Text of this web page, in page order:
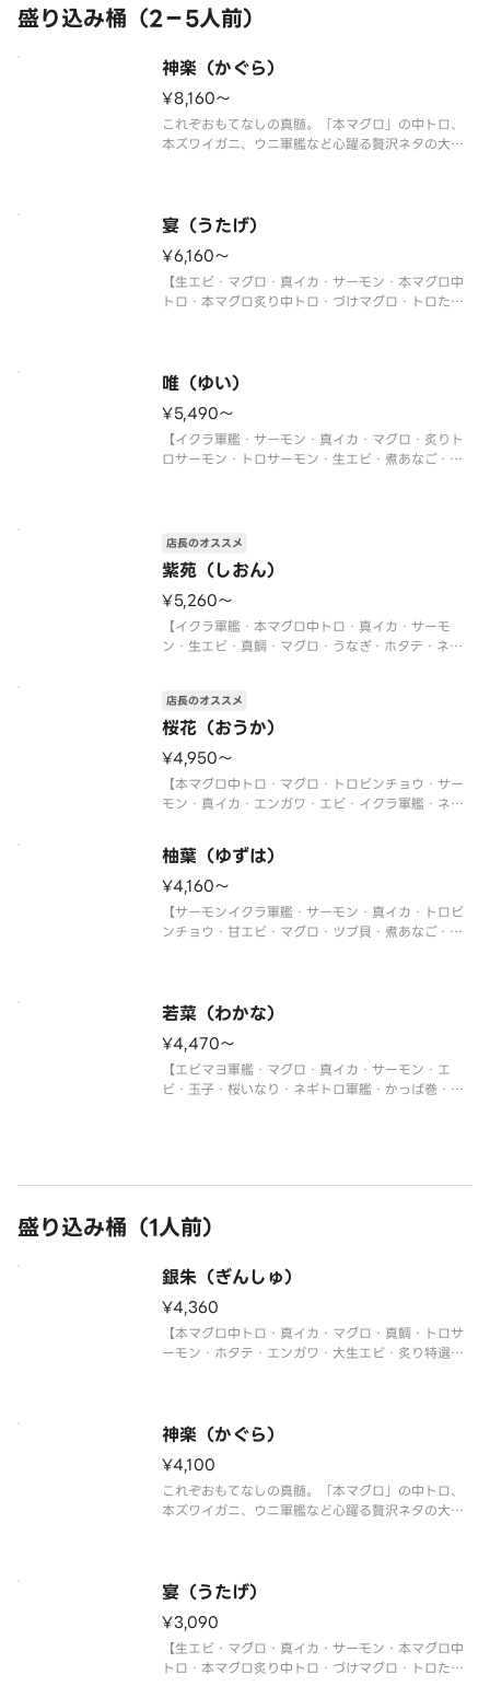
盛り込み桶（2－5人前）
神楽（かぐら）
¥8,160〜
これぞおもてなしの真髄。「本マグロ」の中トロ、
本ズワイガニ、ウニ軍艦など心躍る贅沢ネタの大集
軍艦・イクラ軍艦・切玉子】
※写真は5人前です。
宴（うたげ）
¥6,160〜
【生エビ・マグロ・真イカ・サーモン・本マグロ中
トロ・本マグロ炙り中トロ・づけマグロ・トロたく
唯（ゆい）
¥5,490〜
【イクラ軍艦・サーモン・真イカ・マグロ・炙りト
ロサーモン・トロサーモン・生エビ・煮あなご・炙
紫苑（しおん）
店長のオススメ
¥5,260〜
【イクラ軍艦・本マグロ中トロ・真イカ・サーモ
ン・生エビ・真鯛・マグロ・うなぎ・ホタテ・ネギ
※写真は5人前です。
桜花（おうか）
店長のオススメ
¥4,950〜
【本マグロ中トロ・マグロ・トロビンチョウ・サー
モン・真イカ・エンガワ・エビ・イクラ軍艦・ネギ
〈本マグロ中トロ使用〉
※写真は5人前です。
柚葉（ゆずは）
¥4,160〜
【サーモンイクラ軍艦・サーモン・真イカ・トロビ
ンチョウ・甘エビ・マグロ・ツブ貝・煮あなご・ネ
若菜（わかな）
¥4,470〜
【エビマヨ軍艦・マグロ・真イカ・サーモン・エ
ビ・玉子・桜いなり・ネギトロ軍艦・かっぱ巻・鉄
盛り込み桶（1人前）
銀朱（ぎんしゅ）
¥4,360
【本マグロ中トロ・真イカ・マグロ・真鯛・トロサ
ーモン・ホタテ・エンガワ・大生エビ・炙り特選大
神楽（かぐら）
¥4,100
これぞおもてなしの真髄。「本マグロ」の中トロ、
本ズワイガニ、ウニ軍艦など心躍る贅沢ネタの大集
軍艦・イクラ軍艦・切玉子】
宴（うたげ）
¥3,090
【生エビ・マグロ・真イカ・サーモン・本マグロ中
トロ・本マグロ炙り中トロ・づけマグロ・トロたく